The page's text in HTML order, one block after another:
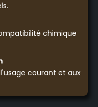
chimique
courant et aux